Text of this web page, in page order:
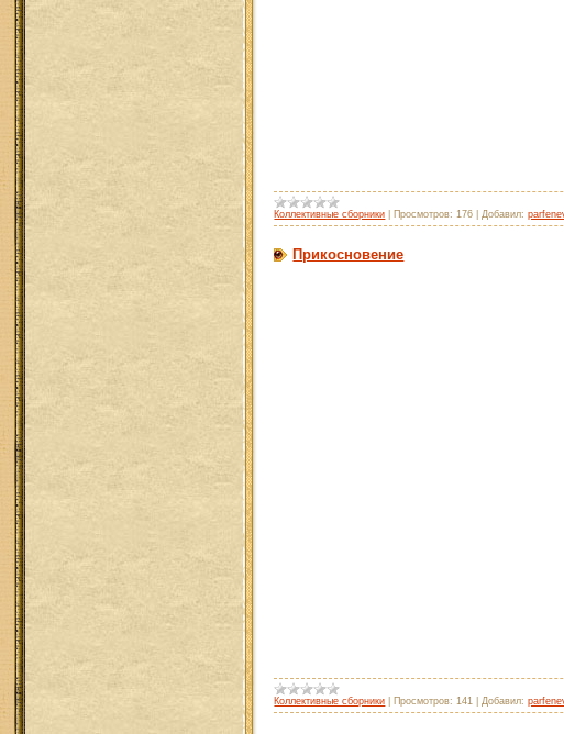
Коллективные сборники Просмотров: 176 |Добавил:
Прикосновение
Коллективные сборники Просмотров: 141 |Добавил: